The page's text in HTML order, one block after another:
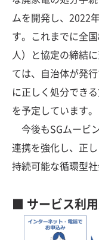
ムを開発し、2022
す。これまでに全
人）と協定の締結
ては、自治体が発
に正しく処分でき
を予定しています。
今後もSGムービ
連携を強化し、正
持続可能な循環型
■ サービス利